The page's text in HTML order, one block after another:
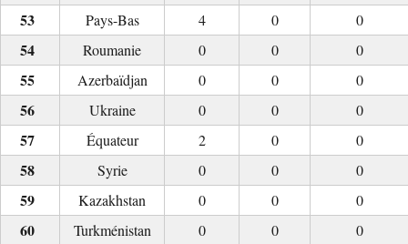
Pays-Bas
4 0
0
Roumanie
0 0
0
Azerbaïdjan
0 0
0
Ukraine
0 0
0
Équateur
2 0
0
Syrie
0 0
0
Kazakhstan
0 0
0
Turkménistan
0 0
0